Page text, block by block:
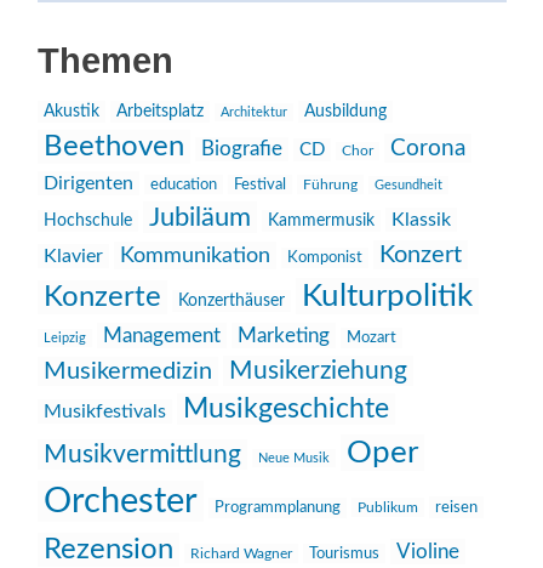
Themen
Akustik Arbeitsplatz Architektur Ausbildung
Beethoven Biografie CD Chor Corona
Dirigenten education Festival Führung Gesundheit
Hochschule Jubiläum Kammermusik
Klassik
Klavier
Kommunikation Komponist Konzert
Konzerte Konzerthäuser Kulturpolitik
Leipzig Management Marketing Mozart
Musikermedizin Musikerziehung
Musikfestivals Musikgeschichte
Musikvermittlung Neue Musik Oper
Orchester Programmplanung Publikum reisen
Rezension Richard Wagner Tourismus Violine